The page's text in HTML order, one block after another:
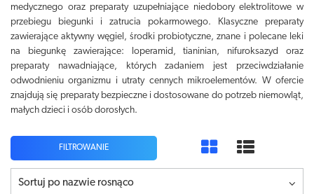
medycznego oraz preparaty uzupełniające niedobory elektrolitowe w
przebiegu biegunki i zatrucia pokarmowego. Klasyczne preparaty
zawierające aktywny węgiel, środki probiotyczne, znane i polecane leki
na biegunkę zawierające: loperamid, tianinian, nifuroksazyd oraz
preparaty nawadniające, których zadaniem jest przeciwdziałanie
odwodnieniu organizmu i utraty cennych mikroelementów. W ofercie
znajdują się preparaty bezpieczne i dostosowane do potrzeb niemowląt,
małych dzieci i osób dorosłych.
FILTROWANIE
Sortuj po nazwie rosnąco